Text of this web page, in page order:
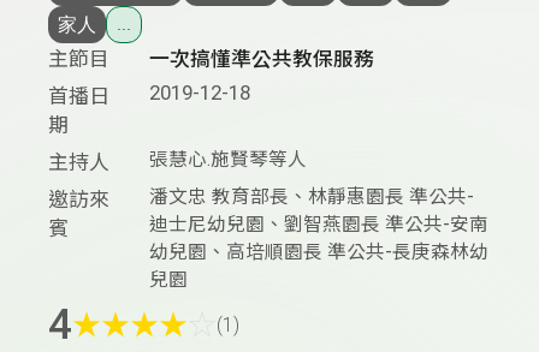
家人
主節目
一次搞懂準公共教保服務
首播日
期
2019-12-18
主持人 張慧心.施賢琴等人
邀訪來
賓
潘文忠 教育部長、林靜惠園長 準公共-
迪士尼幼兒園、劉智燕園長 準公共-安南
幼兒園、高培順園長 準公共-長庚森林幼
兒園
4★★★★ (1)